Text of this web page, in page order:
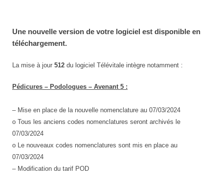
Une nouvelle version de votre logiciel est disponible en
téléchargement.
La mise à jour 512 du logiciel Télévitale intègre notamment :
Pédicures – Podologues – Avenant 5 :
– Mise en place de la nouvelle nomenclature au 07/03/2024
o Tous les anciens codes nomenclatures seront archivés le
07/03/2024
o Le nouveaux codes nomenclatures sont mis en place au
07/03/2024
– Modification du tarif POD